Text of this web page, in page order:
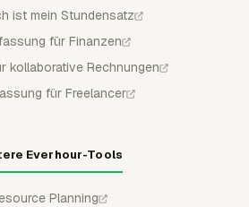
ist mein Stundensatz
für Finanzen
kollaborative Rechnungen
für Freelancer
Everhour-Tools
Planning